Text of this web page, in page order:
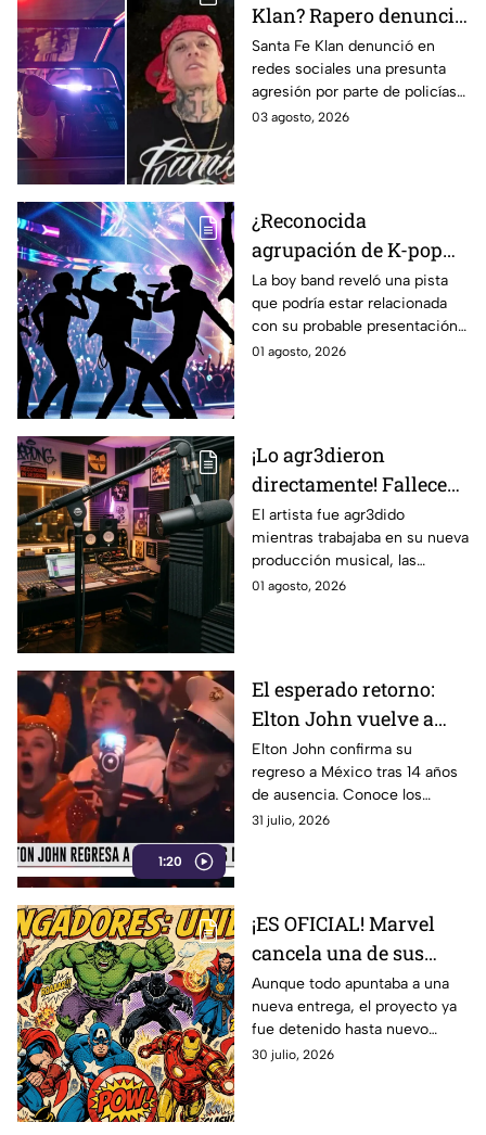
Klan? Rapero denuncia
en redes: "Se quieren
meter a mi casa";
asegura tener VIDEOS
de todo
Santa Fe Klan denunció en
redes sociales una presunta
agresión por parte de policías
en la colonia Santa Fe de
03 agosto, 2026
¿Reconocida
agrupación de K-pop
llegará al Festival del
Globo 2026? Estas
pistas desatan rumores
entre sus fans
La boy band reveló una pista
que podría estar relacionada
con su probable presentación
en León.
01 agosto, 2026
¡Lo agr3dieron
directamente! Fallece
reconocido rapero de la
región del Bajío
mientras grababa un
videoclip
El artista fue agr3dido
mientras trabajaba en su nueva
producción musical, las
autoridades investigan el caso.
01 agosto, 2026
1:20
El esperado retorno:
Elton John vuelve a
cantar en México
después de 14 años
Elton John confirma su
regreso a México tras 14 años
de ausencia. Conoce los
detalles de los conciertos,
31 julio, 2026
¡ES OFICIAL! Marvel
cancela una de sus
producciones más
recientes; ¿cuál es el
motivo?
Aunque todo apuntaba a una
nueva entrega, el proyecto ya
fue detenido hasta nuevo
aviso.
30 julio, 2026